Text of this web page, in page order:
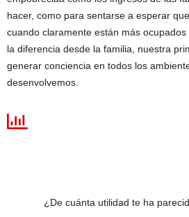
hacer, como para sentarse a esperar
cuando claramente están más
la diferencia desde la familia, nuestra
generar conciencia en todos los
desenvolvemos.
¿De cuánta utilidad te ha